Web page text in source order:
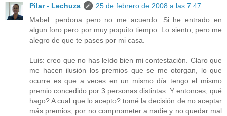
Pilar - Lechuza
25 de febrero de 2008 a las 7:47
Mabel: perdona pero no me acuerdo. Si he entrado en
algun foro pero por muy poquito tiempo. Lo siento, pero me
alegro de que te pases por mi casa.
Luis: creo que no has leído bien mi contestación. Claro que
me hacen ilusión los premios que se me otorgan, lo que
ocurre es que a veces en un mismo día tengo el mismo
premio concedido por 3 personas distintas. Y entonces, qué
hago? A cual que lo acepto? tomé la decisión de no aceptar
más premios, por no comprometer a nadie y no quedar mal